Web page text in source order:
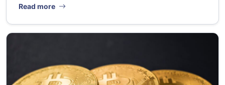
Read more